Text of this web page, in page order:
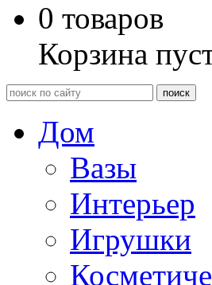
0 товаров
Корзина
Дом
Вазы
Интерьер
Игрушки